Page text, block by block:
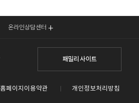
온라인상담센터
패밀리 사이트
홈페이지이용약관 개인정보처리방침